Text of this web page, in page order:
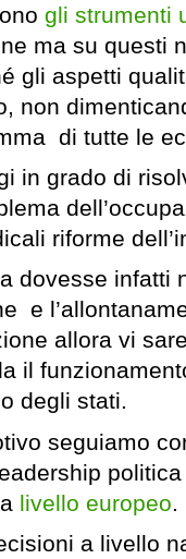
gli strumenti
ma su questi
gli aspetti
non
di tutte le
in grado di
riforme
dovesse infatti
e
allora vi
il
degli stati.
seguiamo
livello europeo
a livello